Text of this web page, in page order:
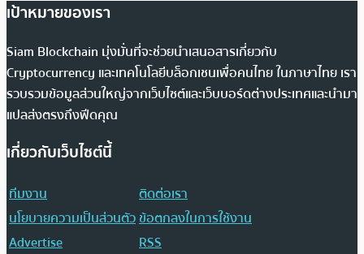
เป้าหมายของเรา
Siam Blockchain มุ่งมั่นที่จะช่วยนำเสนอสารเกี่ยวกับ
Cryptocurrency และเทคโนโลยีบล็อกเชนเพื่อคนไทย ในภาษาไทย เรา
รวบรวมข้อมูลส่วนใหญ่จากเว็บไซต์และเว็บบอร์ดต่างประเทศและนำมา
แปลส่งตรงถึงฟีดคุณ
เกี่ยวกับเว็บไซต์นี้
ทีมงาน
ติดต่อเรา
นโยบายความเป็นส่วนตัวข้อตกลงในการใช้งาน
Advertise
RSS